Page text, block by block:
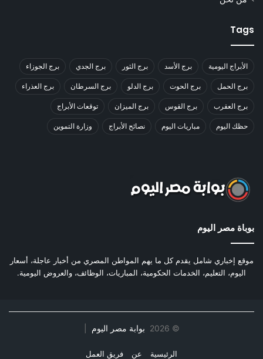
Tags
الأبراج اليومية برج الأسد برج الثور برج الجدي برج الجوزاء
برج الحمل برج الحوت برج الدلو برج السرطان برج العذراء
برج العقرب برج القوس برج الميزان توقعات الأبراج
حظك اليوم مباريات اليوم نصائح الأبراج وزارة التموين
بوباة مصر اليوم
موقع إخباري شامل يقدم كل ما يهم المواطن المصري من أخبار عاجلة، أسعار
اليوم، التعليم، الخدمات الحكومية، المباريات، الوظائف، والعروض اليومية.
©
2026 بوابة مصر اليوم
الرئيسية عن فريق العمل